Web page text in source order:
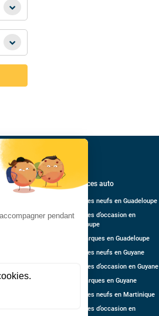
Annonces auto
Véhicules neufs en Guadeloupe
Véhicules d’occasion en
Guadeloupe
Nos marques en Guadeloupe
Véhicules neufs en Guyane
Véhicules d’occasion en Guyane
Nos marques en Guyane
Véhicules neufs en Martinique
Véhicules d’occasion en